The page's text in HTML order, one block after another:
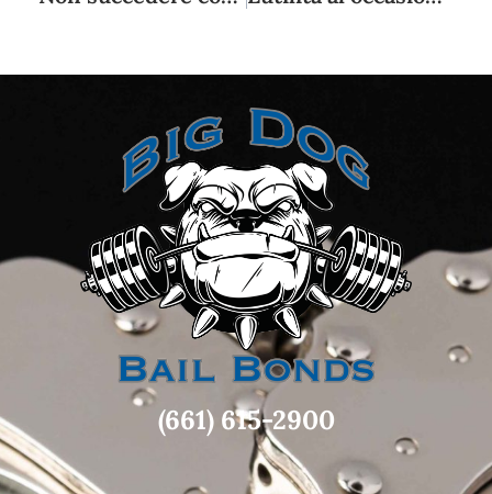
(661) 615-2900